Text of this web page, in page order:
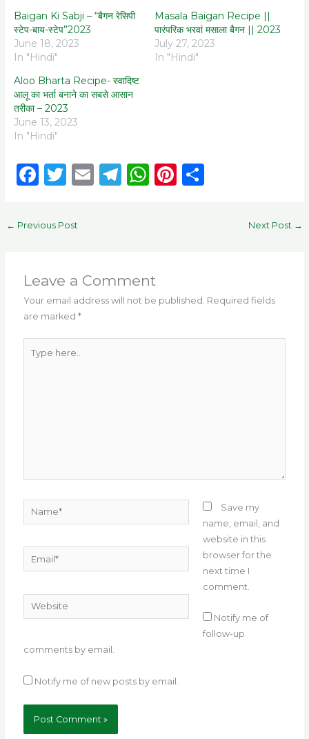
Baigan Ki Sabji – “बैगन रेसिपी
स्टेप-बाय-स्टेप”2023
June 18, 2023
In "Hindi"
Masala Baigan Recipe ||
पारंपरिक भरवां मसाला बैगन || 2023
July 27, 2023
In "Hindi"
Aloo Bharta Recipe- स्वादिष्ट
आलू का भर्ता बनाने का सबसे आसान
तरीका – 2023
June 13, 2023
In "Hindi"
F
c
o
o
k
T
it
E T
m
W
p
p
Pi S
← Previous Post Next Post →
Leave a Comment
Your email address will not be published. Required fields
are marked*
here..
Name*
Email*
Website
Save my
name, email, and
website in this
browser for the
next time I
comment.
Notify me of
follow-up
comments by email.
Notify me of new posts by email.